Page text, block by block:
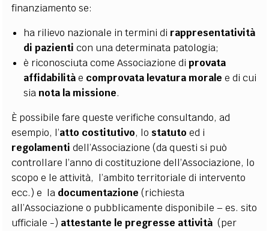
finanziamento se:
ha rilievo nazionale in termini di rappresentatività
di pazienti con una determinata patologia;
è riconosciuta come Associazione diprovata
affidabilitàe comprovata levatura morale e di cui
sia nota la missione.
È possibile fare queste verifiche consultando, ad
esempio, l’atto costitutivo, lo statuto ed i
regolamenti dell’Associazione (da questi si può
controllare l’anno di costituzione dell’Associazione, lo
scopo e le attività, l’ambito territoriale di intervento
ecc.) e la documentazione (richiesta
all’Associazione o pubblicamente disponibile – es. sito
ufficiale -) attestante le pregresse attività (per